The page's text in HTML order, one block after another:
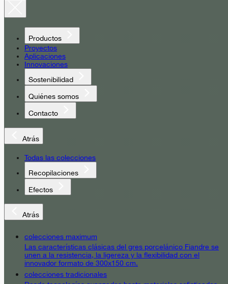
Productos
Proyectos
Aplicaciones
Innovaciones
Sostenibilidad
Quiénes somos
Contacto
Atrás
Todas las colecciones
Recopilaciones
Efectos
Atrás
colecciones maximum
Las características clásicas del gres porcelánico Fiandre se
unen a la resistencia, la ligereza y la flexibilidad con el
innovador formato de 300x150 cm.
colecciones tradicionales